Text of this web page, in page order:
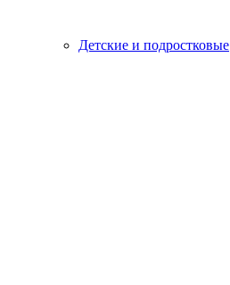
Детские и подростковые